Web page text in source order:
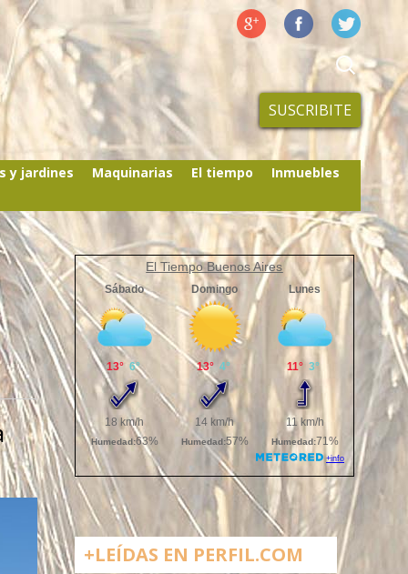
SUSCRIBITE
y jardines Maquinarias El tiempo Inmuebles
El Tiempo Buenos Aires
+LEÍDAS EN PERFIL.COM